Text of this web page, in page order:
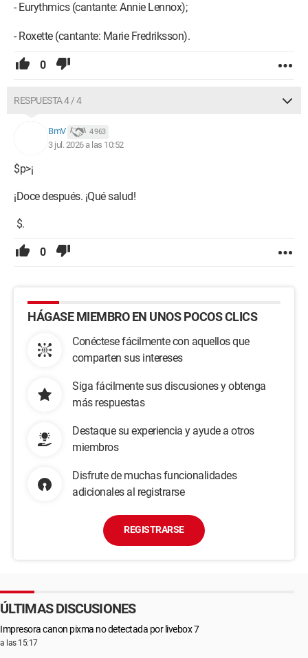
- Eurythmics (cantante: Annie Lennox);
- Roxette (cantante: Marie Fredriksson).
0
RESPUESTA 4 / 4
BmV 4 963
3 jul. 2026 a las 10:52
$p>¡
¡Doce después. ¡Qué salud!
$.
0
HÁGASE MIEMBRO EN UNOS POCOS CLICS
Conéctese fácilmente con aquellos que
comparten sus intereses
Siga fácilmente sus discusiones y obtenga
más respuestas
Destaque su experiencia y ayude a otros
miembros
Disfrute de muchas funcionalidades
adicionales al registrarse
REGISTRARSE
ÚLTIMAS DISCUSIONES
Impresora canon pixma no detectada por livebox 7
a las 15:17